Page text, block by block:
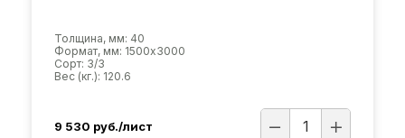
Толщина, мм: 40
Формат, мм: 1500х3000
Сорт: 3/3
Вес (кг.): 120.6
9 530 руб./лист